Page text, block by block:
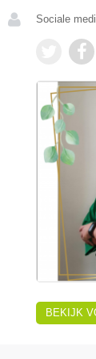
Sociale
BEKIJK